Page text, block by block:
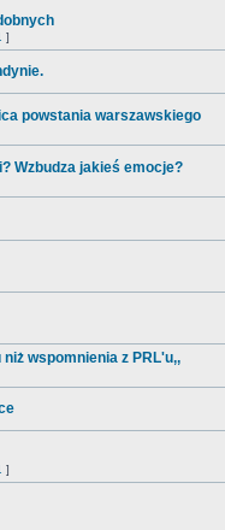
]
powstania warszawskiego
Wzbudza jakieś emocje?
wspomnienia z PRL'u,,
]